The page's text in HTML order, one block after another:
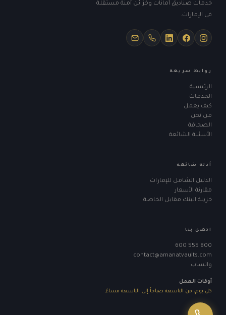
خدمات صناديق أمانات وخزائن آمنة مستقلة
في الإمارات.
روابط سريعة
الرئيسية
الخدمات
كيف يعمل
من نحن
الصحافة
الأسئلة الشائعة
أدلة شائعة
الدليل الشامل للإمارات
مقارنة الأسعار
خزينة البنك مقابل الخاصة
اتصل بنا
600 555 800
contact@amanatvaults.com
واتساب
أوقات العمل
كل يوم، من التاسعة صباحاً إلى التاسعة مساءً